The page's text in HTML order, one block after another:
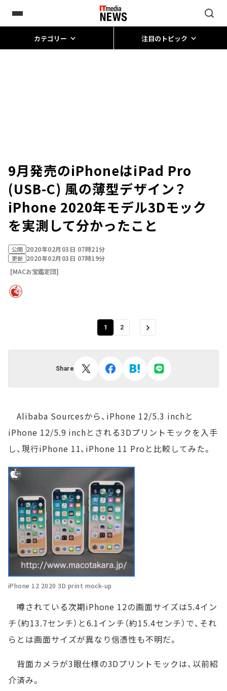
カテゴリー 注目のトピック
9月発売のiPhoneはiPad Pro
(USB-C) 風の薄型デザイン？
iPhone 2020年モデル3Dモック
を実測して分かったこと
公開 2020年02月03日 07時21分
更新 2020年02月03日 07時19分
[MACお宝鑑定団]
1 2
Share
Alibaba Sourcesから、iPhone 12/5.3 inchと
iPhone 12/5.9 inchとされる3Dプリントモックを入手
し、現行iPhone 11、iPhone 11 Proと比較してみた。
iPhone 12 2020 3D print mock-up
噂されている次期iPhone 12の画面サイズは5.4イン
チ（約13.7センチ）と6.1インチ（約15.4センチ）で、それ
らとは画面サイズが異なり信憑性も不明だ。
背面カメラが3眼仕様の3Dプリントモックは、以前紹
介済み。